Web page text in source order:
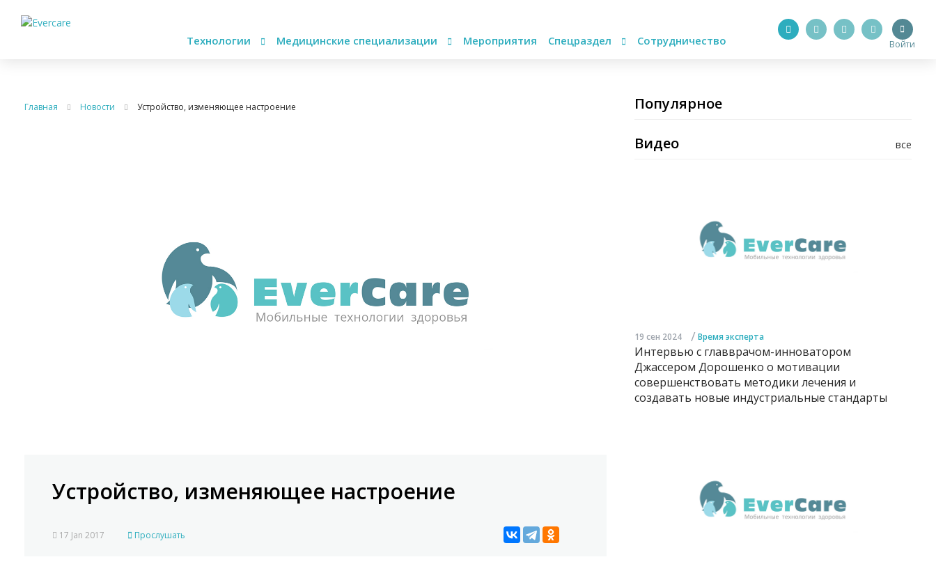
Технологии Медицинские специализации Мероприятия Спецраздел Сотрудничество Войти
Главная Новости Устройство, изменяющее настроение
Устройство, изменяющее настроение
17 Jan 2017 Прослушать
Популярное
все
Видео
19 сен 2024 / Время эксперта
Интервью с главврачом-инноватором
Джассером Дорошенко о мотивации
совершенствовать методики лечения и
создавать новые индустриальные стандарты